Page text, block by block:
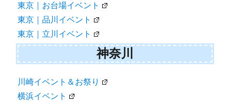
東京｜お台場イベント
東京｜品川イベント
東京｜立川イベント
神奈川
川崎イベント＆お祭り
横浜イベント